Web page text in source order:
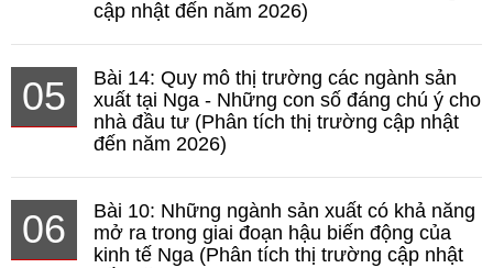
cập nhật đến năm 2026)
05
Bài 14: Quy mô thị trường các ngành sản
xuất tại Nga - Những con số đáng chú ý cho
nhà đầu tư (Phân tích thị trường cập nhật
đến năm 2026)
06
Bài 10: Những ngành sản xuất có khả năng
mở ra trong giai đoạn hậu biến động của
kinh tế Nga (Phân tích thị trường cập nhật